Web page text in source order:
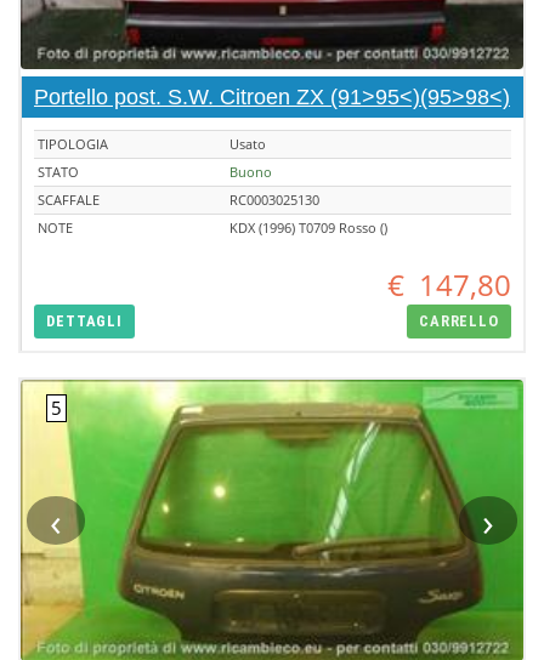
Portello post. S.W. Citroen ZX (91>95<)(95>98<)
TIPOLOGIA
Usato
STATO
Buono
SCAFFALE
RC0003025130
NOTE
KDX (1996) T0709 Rosso ()
€ 147,80
DETTAGLI CARRELLO
‹ ›